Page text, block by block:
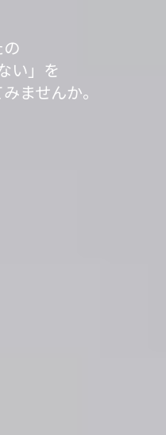
い」が
がっています。
シェアで100L分の
剤を寄付する
中です。
い」を
ませんか。
々の役に立っていま
送」は、
献につながるサービ
で
笑顔が
た。
い」が
がっています。
シェアで100L分の
剤を寄付する
中です。